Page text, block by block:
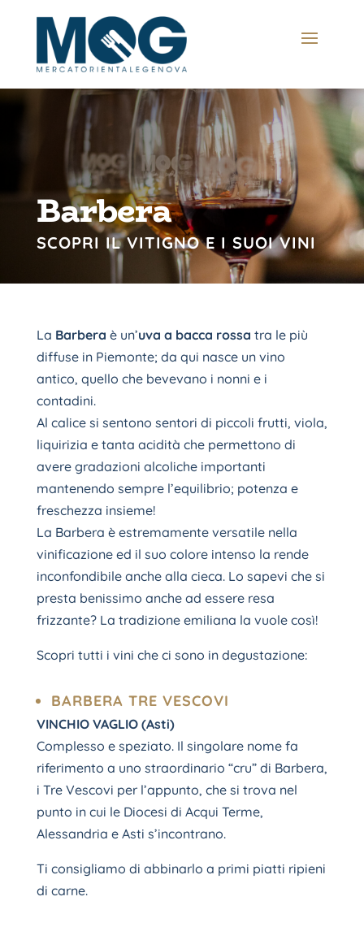
Barbera
SCOPRI IL VITIGNO E I SUOI VINI
La Barbera è un’uva a bacca rossa tra le più
diffuse in Piemonte; da qui nasce un vino
antico, quello che bevevano i nonni e i
contadini.
Al calice si sentono sentori di piccoli frutti, viola,
liquirizia e tanta acidità che permettono di
avere gradazioni alcoliche importanti
mantenendo sempre l’equilibrio; potenza e
freschezza insieme!
La Barbera è estremamente versatile nella
vinificazione ed il suo colore intenso la rende
inconfondibile anche alla cieca. Lo sapevi che si
presta benissimo anche ad essere resa
frizzante? La tradizione emiliana la vuole così!
Scopri tutti i vini che ci sono in degustazione:
BARBERA TRE VESCOVI
VINCHIO VAGLIO (Asti)
Complesso e speziato. Il singolare nome fa
riferimento a uno straordinario “cru” di Barbera,
i Tre Vescovi per l’appunto, che si trova nel
punto in cui le Diocesi di Acqui Terme,
Alessandria e Asti s’incontrano.
Ti consigliamo di abbinarlo a primi piatti ripieni
di carne.